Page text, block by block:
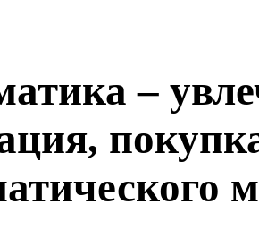
–